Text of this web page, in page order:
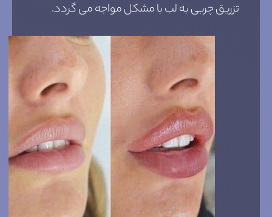
تزریق چربی به لب با مشکل مواجه می گردد.